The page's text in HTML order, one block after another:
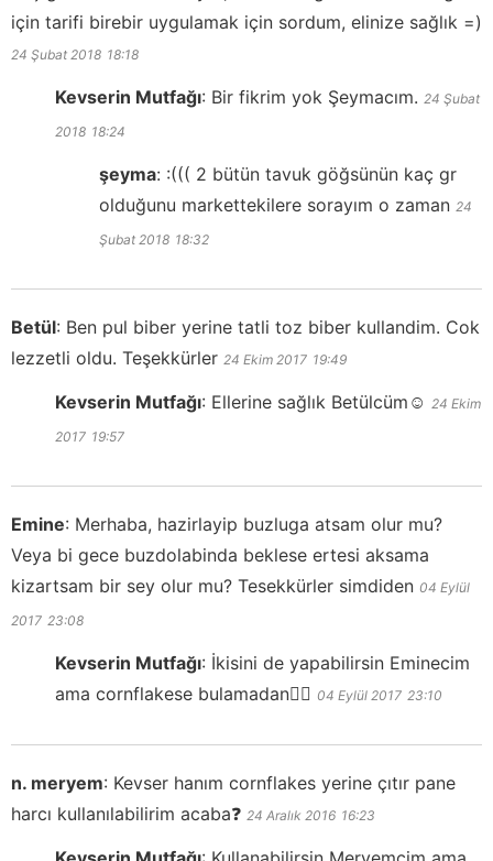
için tarifi birebir uygulamak için sordum, elinize sağlık =)
24 Şubat 2018 18:18
Kevserin Mutfağı: Bir fikrim yok Şeymacım. 24 Şubat
2018 18:24
şeyma: :((( 2 bütün tavuk göğsünün kaç gr
olduğunu markettekilere sorayım o zaman 24
Şubat 2018 18:32
Betül: Ben pul biber yerine tatli toz biber kullandim. Cok
lezzetli oldu. Teşekkürler 24 Ekim 2017 19:49
Kevserin Mutfağı: Ellerine sağlık Betülcüm☺️ 24 Ekim
2017 19:57
Emine: Merhaba, hazirlayip buzluga atsam olur mu?
Veya bi gece buzdolabinda beklese ertesi aksama
kizartsam bir sey olur mu? Tesekkürler simdiden 04 Eylül
2017 23:08
Kevserin Mutfağı: İkisini de yapabilirsin Eminecim
ama cornflakese bulamadan👍🏻 04 Eylül 2017 23:10
n. meryem: Kevser hanım cornflakes yerine çıtır pane
harcı kullanılabilirim acaba❓ 24 Aralık 2016 16:23